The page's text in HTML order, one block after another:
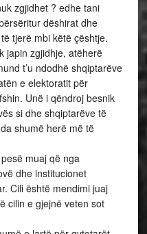
zgjidhet ? edhe tani
dëshirat dhe
tjerë mbi këtë çështje.
japin zgjidhje, atëherë
t’u ndodhë shqiptarëve
e elektoratit për
Unë i qëndroj besnik
si dhe shqiptarëve të
shumë herë më të
muaj që nga
dhe institucionet
Cili është mendimi juaj
cilin e gjejnë veten sot